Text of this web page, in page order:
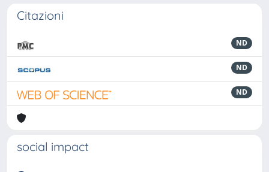
Citazioni
ND
ND
ND
social impact